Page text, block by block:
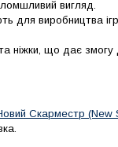
вигляд.
виробництва
що дає змогу
Скарместр (New